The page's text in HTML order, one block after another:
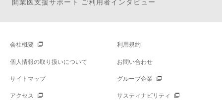
開業医支援サポート ご利用者インタビュー
会社概要 利用規約
個人情報の取り扱いについて お問い合わせ
サイトマップ グループ企業
アクセス サスティナビリティ